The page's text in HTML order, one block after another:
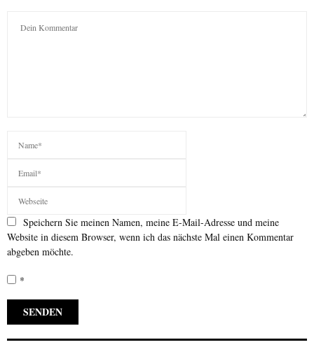
Speichern Sie meinen Namen, meine E-Mail-Adresse und meine
Website in diesem Browser, wenn ich das nächste Mal einen Kommentar
abgeben möchte.
*